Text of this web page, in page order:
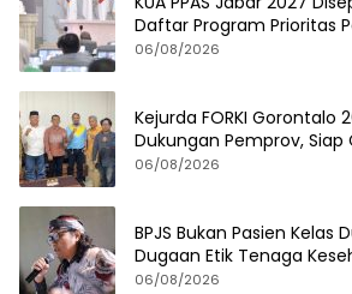
Daftar Program Prioritas
06/08/2026
Kejurda FORKI Gorontalo
Dukungan Pemprov,
Berprestasi
06/08/2026
BPJS Bukan Pasien Kelas
Dugaan Etik Tenaga
06/08/2026